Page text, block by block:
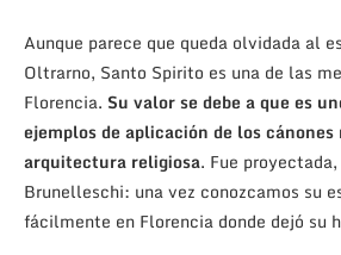
Aunque parece que queda olvidada al
Oltrarno, Santo Spirito es una de las
Florencia. Su valor se debe a que es
ejemplos de aplicación de los
arquitectura religiosa. Fue
Brunelleschi: una vez conozcamos su
fácilmente en Florencia donde dejó su